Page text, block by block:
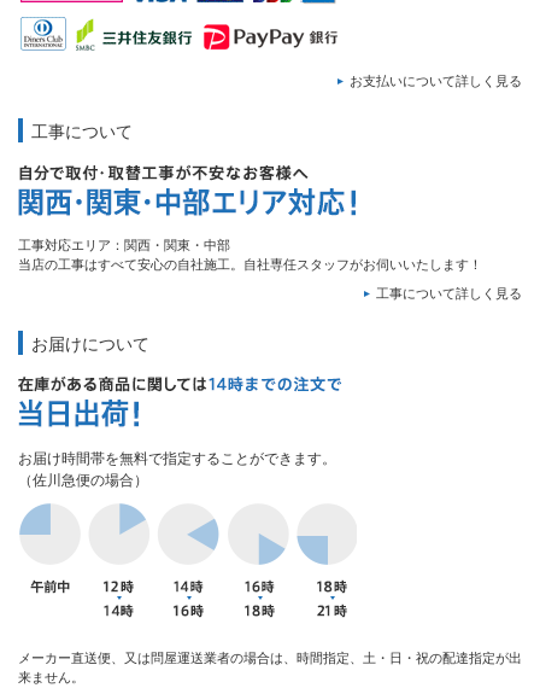
お支払いについて詳しく見る
工事について
工事対応エリア：関西・関東・中部
当店の工事はすべて安心の自社施工。自社専任スタッフがお伺いいたします！
工事について詳しく見る
お届けについて
お届け時間帯を無料で指定することができます。
（佐川急便の場合）
メーカー直送便、又は問屋運送業者の場合は、時間指定、土・日・祝の配達指定が出
来ません。